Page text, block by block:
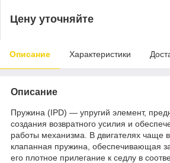
Цену уточняйте
Описание Характеристики
Описание
Пружина (IPD) — упругий элемент,
создания возвратного усилия и
работы механизма. В двигателях чаще
клапанная пружина, обеспечивающая
его плотное прилегание к седлу в